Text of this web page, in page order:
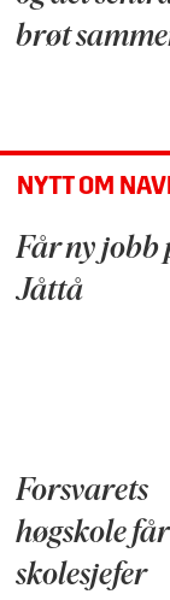
brøt
NYTT OM
Får ny jobb
Jåttå
Forsvarets
høgskole
skolesjefer